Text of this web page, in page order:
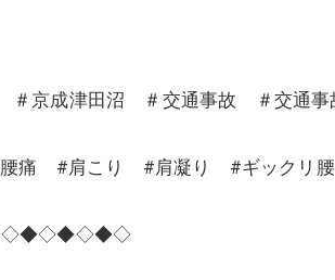
京成津田沼 ＃交通事故 ＃交通
痛 #肩こり #肩凝り #ギックリ